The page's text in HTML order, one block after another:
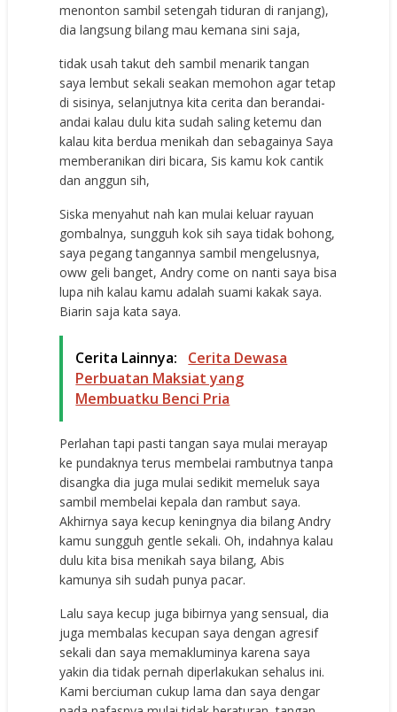
menonton sambil setengah tiduran di ranjang),
dia langsung bilang mau kemana sini saja,
tidak usah takut deh sambil menarik tangan
saya lembut sekali seakan memohon agar tetap
di sisinya, selanjutnya kita cerita dan berandai-
andai kalau dulu kita sudah saling ketemu dan
kalau kita berdua menikah dan sebagainya Saya
memberanikan diri bicara, Sis kamu kok cantik
dan anggun sih,
Siska menyahut nah kan mulai keluar rayuan
gombalnya, sungguh kok sih saya tidak bohong,
saya pegang tangannya sambil mengelusnya,
oww geli banget, Andry come on nanti saya bisa
lupa nih kalau kamu adalah suami kakak saya.
Biarin saja kata saya.
Cerita Lainnya:
Cerita Dewasa
Perbuatan Maksiat yang
Membuatku Benci Pria
Perlahan tapi pasti tangan saya mulai merayap
ke pundaknya terus membelai rambutnya tanpa
disangka dia juga mulai sedikit memeluk saya
sambil membelai kepala dan rambut saya.
Akhirnya saya kecup keningnya dia bilang Andry
kamu sungguh gentle sekali. Oh, indahnya kalau
dulu kita bisa menikah saya bilang, Abis
kamunya sih sudah punya pacar.
Lalu saya kecup juga bibirnya yang sensual, dia
juga membalas kecupan saya dengan agresif
sekali dan saya memakluminya karena saya
yakin dia tidak pernah diperlakukan sehalus ini.
Kami berciuman cukup lama dan saya dengar